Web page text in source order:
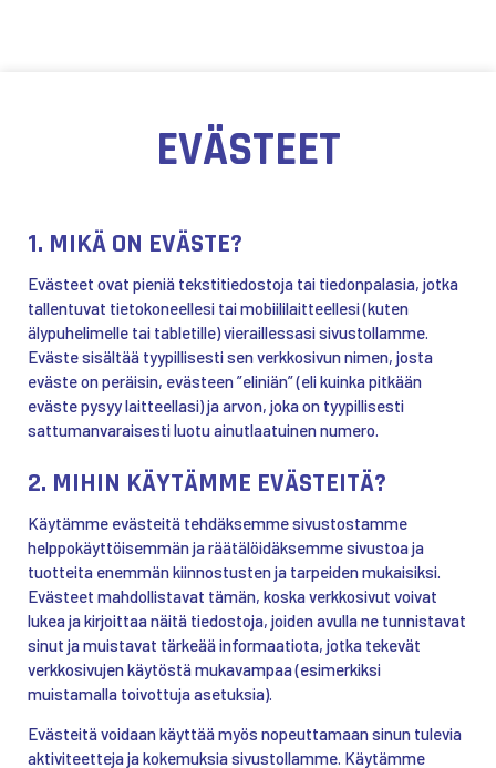
EVÄSTEET
1. MIKÄ ON EVÄSTE?
Evästeet ovat pieniä tekstitiedostoja tai tiedonpalasia, jotka
tallentuvat tietokoneellesi tai mobiililaitteellesi (kuten
älypuhelimelle tai tabletille) vieraillessasi sivustollamme.
Eväste sisältää tyypillisesti sen verkkosivun nimen, josta
eväste on peräisin, evästeen ”eliniän” (eli kuinka pitkään
eväste pysyy laitteellasi) ja arvon, joka on tyypillisesti
sattumanvaraisesti luotu ainutlaatuinen numero.
2. MIHIN KÄYTÄMME EVÄSTEITÄ?
Käytämme evästeitä tehdäksemme sivustostamme
helppokäyttöisemmän ja räätälöidäksemme sivustoa ja
tuotteita enemmän kiinnostusten ja tarpeiden mukaisiksi.
Evästeet mahdollistavat tämän, koska verkkosivut voivat
lukea ja kirjoittaa näitä tiedostoja, joiden avulla ne tunnistavat
sinut ja muistavat tärkeää informaatiota, jotka tekevät
verkkosivujen käytöstä mukavampaa (esimerkiksi
muistamalla toivottuja asetuksia).
Evästeitä voidaan käyttää myös nopeuttamaan sinun tulevia
aktiviteetteja ja kokemuksia sivustollamme. Käytämme